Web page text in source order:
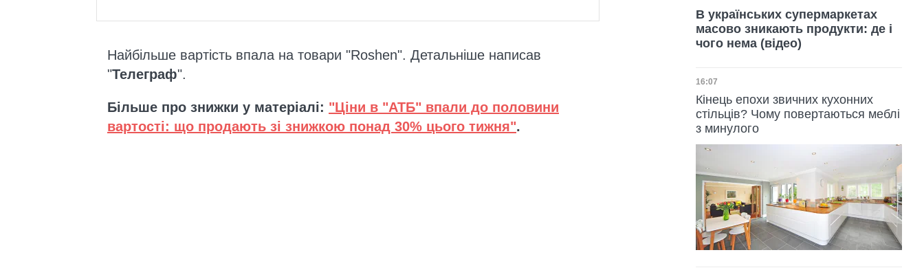
Найбільше вартість впала на товари "Roshen". Детальніше написав
"Телеграф".
Більше про знижки у матеріалі: "Ціни в "АТБ" впали до половини
вартості: що продають зі знижкою понад 30% цього тижня".
В українських супермаркетах
масово зникають продукти: де і
чого нема (відео)
Дата публікації
16:07
Кінець епохи звичних кухонних
стільців? Чому повертаються меблі
з минулого